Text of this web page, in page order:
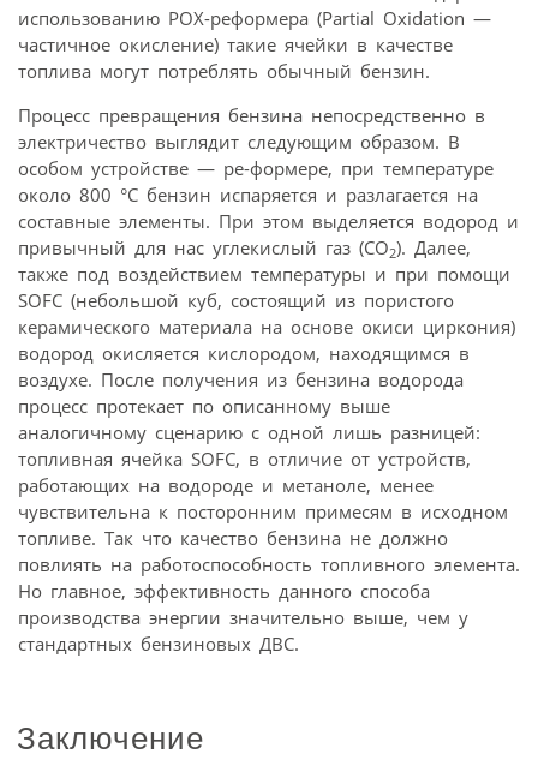
использованию РОХ-реформера (Partial Oxidation —
частичное окисление) такие ячейки в качестве
топлива могут потреблять обычный бензин.
Процесс превращения бензина непосредственно в
электричество выглядит следующим образом. В
особом устройстве — ре-формере, при температуре
около 800 °С бензин испаряется и разлагается на
составные элементы. При этом выделяется водород и
привычный для нас углекислый газ (СO2). Далее,
также под воздействием температуры и при помощи
SOFC (небольшой куб, состоящий из пористого
керамического материала на основе окиси циркония)
водород окисляется кислородом, находящимся в
воздухе. После получения из бензина водорода
процесс протекает по описанному выше
аналогичному сценарию с одной лишь разницей:
топливная ячейка SOFC, в отличие от устройств,
работающих на водороде и метаноле, менее
чувствительна к посторонним примесям в исходном
топливе. Так что качество бензина не должно
повлиять на работоспособность топливного элемента.
Но главное, эффективность данного способа
производства энергии значительно выше, чем у
стандартных бензиновых ДВС.
Заключение